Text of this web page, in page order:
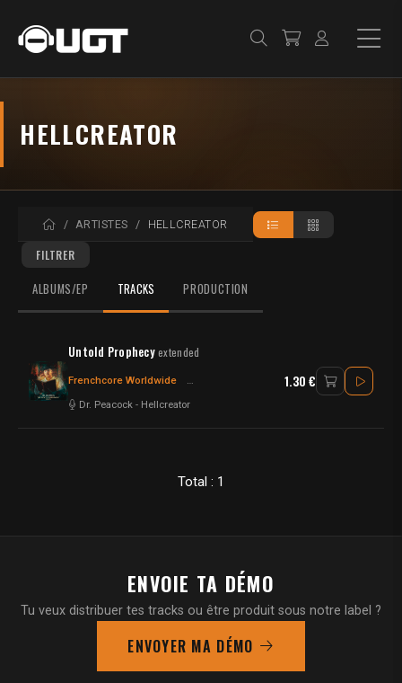
HELLCREATOR
ACCUEIL
ARTISTES HELLCREATOR
FILTRER
ALBUMS/EP TRACKS PRODUCTION
Untold Prophecyextended
Frenchcore Worldwide Frenchcore - Hardcore
Dr. Peacock - Hellcreator
1.30 €
Total : 1
ENVOIE TA DÉMO
Tu veux distribuer tes tracks ou être produit sous notre label ?
ENVOYER MA DÉMO